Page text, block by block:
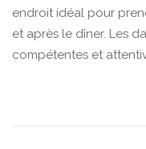
endroit idéal pour
et après le dîner. Les
compétentes et